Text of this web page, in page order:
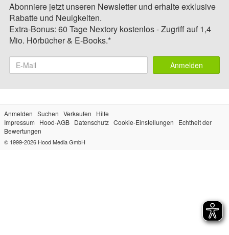
Abonniere jetzt unseren Newsletter und erhalte exklusive
Rabatte und Neuigkeiten.
Extra-Bonus: 60 Tage Nextory kostenlos - Zugriff auf 1,4
Mio. Hörbücher & E-Books.*
Anmelden
Anmelden Suchen Verkaufen
Hilfe
Impressum
Hood-AGB Datenschutz Cookie-Einstellungen
Echtheit der
Bewertungen
© 1999-2026 Hood Media GmbH